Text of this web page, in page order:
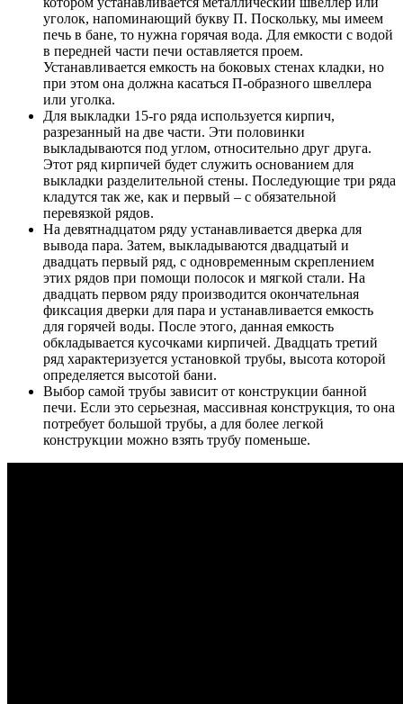
уголок, напоминающий букву П. Поскольку, мы имеем
печь в бане, то нужна горячая вода. Для емкости с водой
в передней части печи оставляется проем.
Устанавливается емкость на боковых стенах кладки, но
при этом она должна касаться П-образного швеллера
или уголка.
Для выкладки 15-го ряда используется кирпич,
разрезанный на две части. Эти половинки
выкладываются под углом, относительно друг друга.
Этот ряд кирпичей будет служить основанием для
выкладки разделительной стены. Последующие три ряда
кладутся так же, как и первый – с обязательной
перевязкой рядов.
На девятнадцатом ряду устанавливается дверка для
вывода пара. Затем, выкладываются двадцатый и
двадцать первый ряд, с одновременным скреплением
этих рядов при помощи полосок и мягкой стали. На
двадцать первом ряду производится окончательная
фиксация дверки для пара и устанавливается емкость
для горячей воды. После этого, данная емкость
обкладывается кусочками кирпичей. Двадцать третий
ряд характеризуется установкой трубы, высота которой
определяется высотой бани.
Выбор самой трубы зависит от конструкции банной
печи. Если это серьезная, массивная конструкция, то она
потребует большой трубы, а для более легкой
конструкции можно взять трубу поменьше.